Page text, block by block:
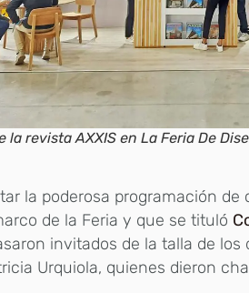
la revista AXXIS en La Feria De
la poderosa programación
de la Feria y que se tituló
invitados de la talla de los
Urquiola, quienes dieron